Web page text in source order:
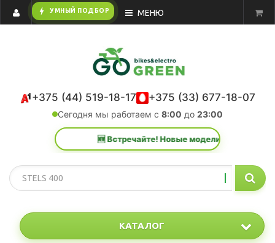
bolt УМНЫЙ ПОДБОР МЕНЮ
+375 (44) 519-18-17 +375 (33) 677-18-07
Сегодня мы работаем с 8:00 до 23:00
🆕 Встречайте! Новые модели 2026 года уже в
КАТАЛОГ